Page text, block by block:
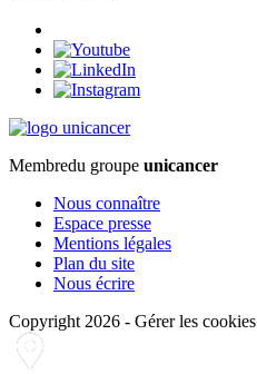
Membredu groupe unicancer
Nous connaître
Espace presse
Mentions légales
Plan du site
Nous écrire
Copyright 2026 - Gérer les cookies